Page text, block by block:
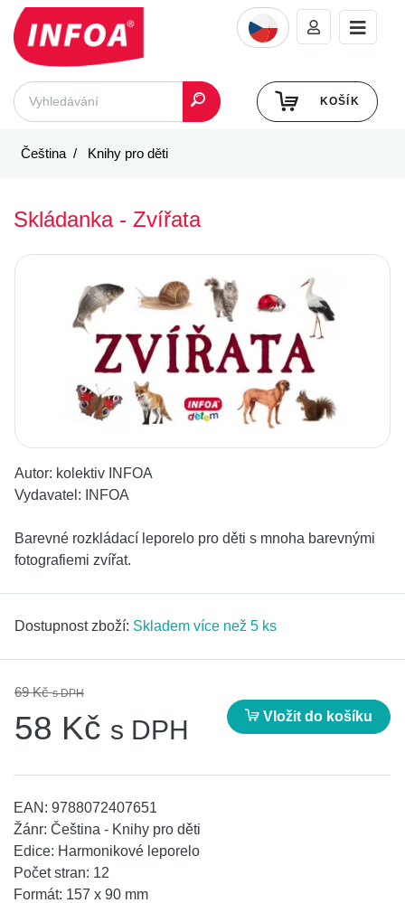
KOŠÍK
Čeština Knihy pro děti
Skládanka - Zvířata
Autor: kolektiv INFOA
Vydavatel:
INFOA
Barevné rozkládací leporelo pro děti s mnoha barevnými
fotografiemi zvířat.
Dostupnost zboží: Skladem více než 5 ks
69 Kčs DPH
58 Kč s DPH Vložit do košíku
EAN: 9788072407651
Žánr: Čeština - Knihy pro děti
Edice: Harmonikové leporelo
Počet stran: 12
Formát: 157 x 90 mm